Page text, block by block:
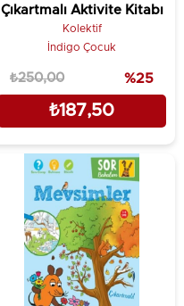
Çıkartmalı Aktivite Kitabı
Kolektif
İndigo Çocuk
₺187,50
₺250,00 %25